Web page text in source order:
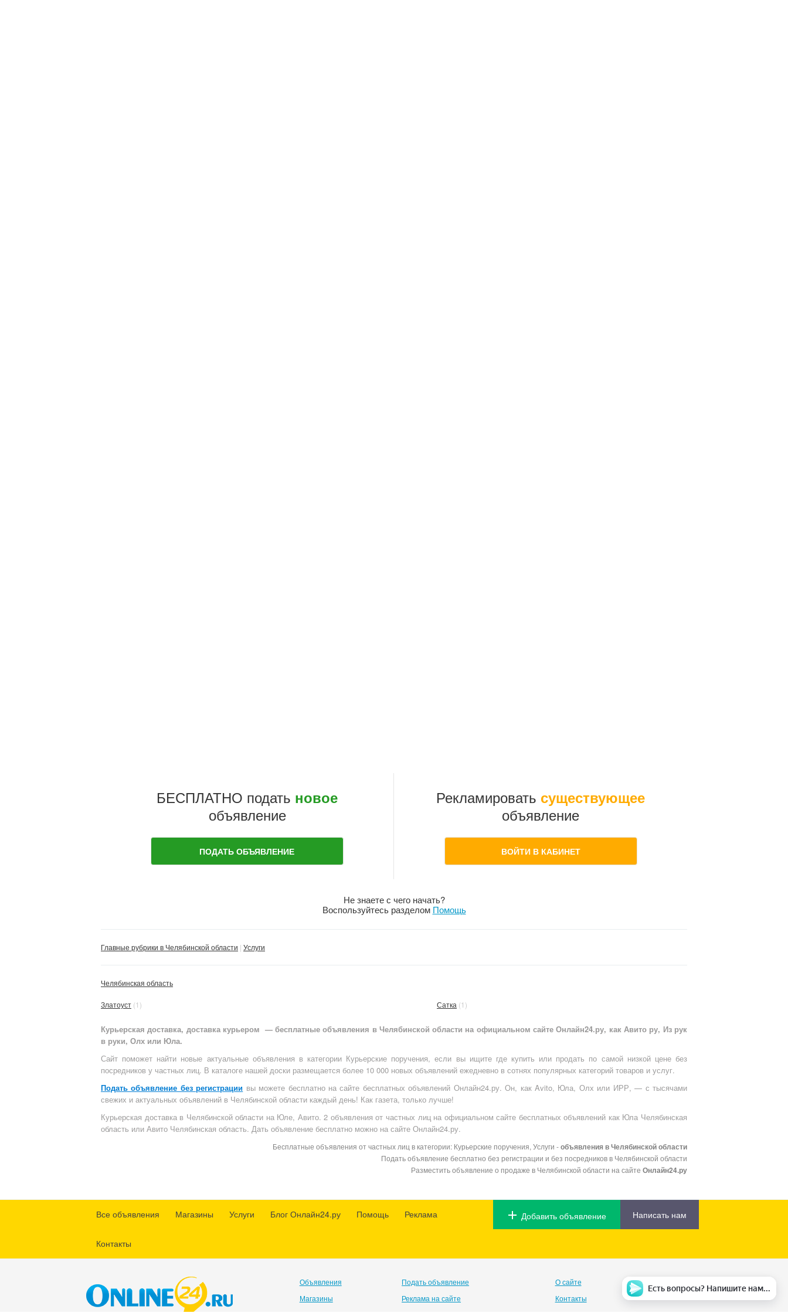
БЕСПЛАТНО подать новое
объявление
ПОДАТЬ ОБЪЯВЛЕНИЕ
Рекламировать существующее
объявление
ВОЙТИ В КАБИНЕТ
Не знаете с чего начать?
Воспользуйтесь разделом Помощь
Главные рубрики в Челябинской области Услуги
Челябинская область
Златоуст (1) Сатка (1)
Курьерская доставка, доставка курьером — бесплатные объявления в Челябинской области на официальном сайте Онлайн24.ру, как Авито ру, Из рук
в руки, Олх или Юла.
Сайт поможет найти новые актуальные объявления в категории Курьерские поручения, если вы ищите где купить или продать по самой низкой цене без
посредников у частных лиц. В каталоге нашей доски размещается более 10 000 новых объявлений ежедневно в сотнях популярных категорий товаров и услуг.
Подать объявление без регистрации вы можете бесплатно насайте бесплатных объявлений Онлайн24.ру. Он, как Avito, Юла, Олх или ИРР, — с тысячами
свежих и актуальных объявлений в Челябинской области каждый день! Как газета, только лучше!
Курьерская доставка в Челябинской области на Юле, Авито. 2 объявления от частных лиц на официальном сайте бесплатных объявлений как Юла Челябинская
область или Авито Челябинская область. Дать объявление бесплатно можно на сайте Онлайн24.ру.
Бесплатные объявления от частных лиц в категории: Курьерские поручения, Услуги -объявления в Челябинской области
Подать объявление бесплатно без регистрации и без посредников в Челябинской области
Разместить объявление о продаже в Челябинской области на сайте Онлайн24.ру
Добавить объявление Написать нам
Все объявления Магазины Услуги Блог Онлайн24.ру Помощь Реклама
Контакты
Объявления
Магазины
Подать объявление
Реклама на сайте
О сайте
Контакты
Есть вопросы? Напишите нам...